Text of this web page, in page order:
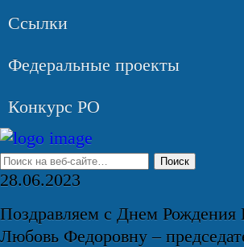
Ссылки
Федеральные проекты
Конкурс РО
28.06.2023
Поздравляем с Днем Рождения
Любовь Федоровну –